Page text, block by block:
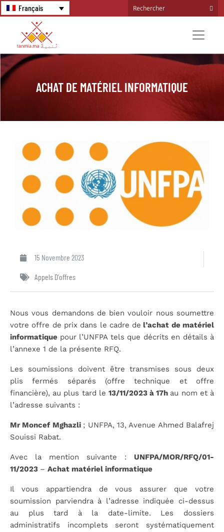
Français
ACHAT DE MATÉRIEL INFORMATIQUE
15 Novembre 2023
Appels D'offres
Nous vous demandons de bien vouloir nous soumettre
votre offre de prix dans le cadre de l’achat de matériel
informatique pour l’UNFPA tels que décrits en détails à
l’annexe 1 de la présente RFQ.
Les soumissions doivent être transmises sous deux
plis fermés séparés (offre technique et offre
financière), au plus tard le 13/11/2023 à 17h au nom et à
l’adresse suivants :
Mr Moncef Mghazli ; UNFPA, 13, Avenue Ahmed Balafrej
Souissi Rabat.
Avec la mention suivante : UNFPA/MOR/RFQ/01-
11/2023 – Achat matériel informatique
Il vous appartiendra de vous assurer que votre
soumission parviendra à l’adresse indiquée ci-dessus
au plus tard à la date-limite. Les dossiers
administratifs incomplets seront systématiquement